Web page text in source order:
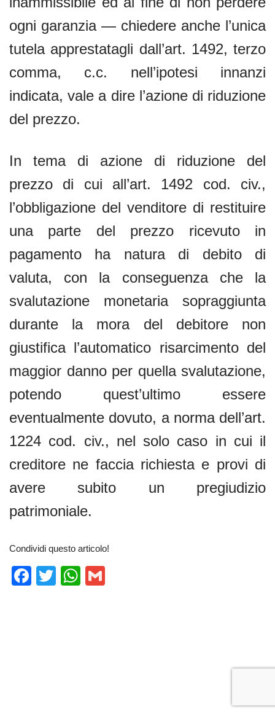
ogni garanzia — chiedere anche l’unica
tutela apprestatagli dall’art. 1492, terzo
comma, c.c. nell’ipotesi innanzi
indicata, vale a dire l’azione di riduzione
del prezzo.
In tema di azione di riduzione del
prezzo di cui all’art. 1492 cod. civ.,
l’obbligazione del venditore di restituire
una parte del prezzo ricevuto in
pagamento ha natura di debito di
valuta, con la conseguenza che la
svalutazione monetaria sopraggiunta
durante la mora del debitore non
giustifica l’automatico risarcimento del
maggior danno per quella svalutazione,
potendo quest’ultimo essere
eventualmente dovuto, a norma dell’art.
1224 cod. civ., nel solo caso in cui il
creditore ne faccia richiesta e provi di
avere subito un pregiudizio
patrimoniale.
Condividi questo articolo!
F
T
W